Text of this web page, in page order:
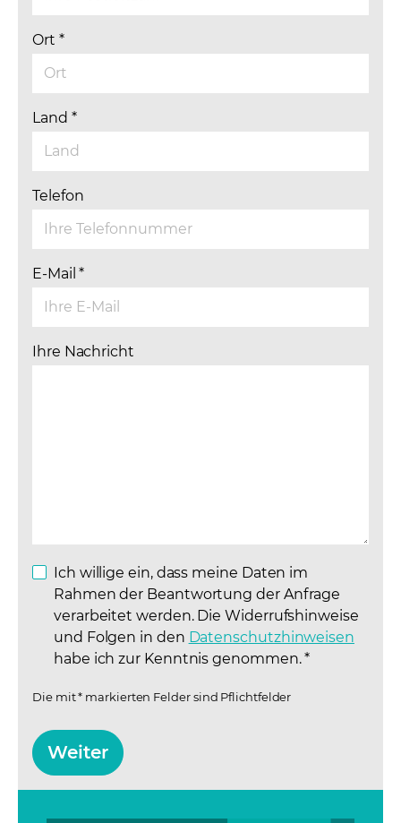
Ort *
Land *
Telefon
E-Mail*
Ihre Nachricht
Ich willige ein, dass meine Daten im
Rahmen der Beantwortung der Anfrage
verarbeitet werden. Die Widerrufshinweise
und Folgen in den Datenschutzhinweisen
habe ich zur Kenntnis genommen.*
Die mit * markierten Felder sind Pflichtfelder
Weiter